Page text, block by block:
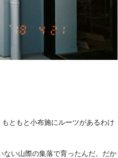
ともと小布施にルーツがあるわけ
ない山際の集落で育ったんだ。だか